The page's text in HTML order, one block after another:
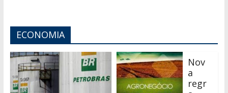
ECONOMIA
Nov
a
regr